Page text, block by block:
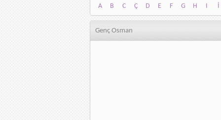
A B C Ç D E F G H I İ
A
B C Ç D E F G H I İ
Genç Osman